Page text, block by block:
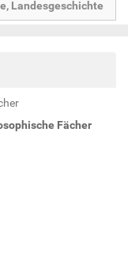
Landesgeschichte
Fächer